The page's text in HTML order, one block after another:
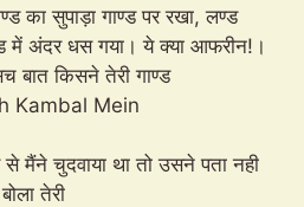
का सुपाड़ा गाण्ड पर रखा, लण्ड
में अंदर धस गया। ये क्या आफरीन!।
बात किसने तेरी गाण्ड
Kambal Mein
मैंने चुदवाया था तो उसने पता नही
तेरी